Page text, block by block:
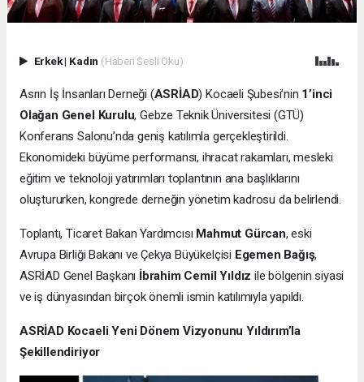
Erkek| Kadın (Haberi Sesli Oku)
Asrın İş İnsanları Derneği (ASRİAD) Kocaeli Şubesi’nin 1’inci
Olağan Genel Kurulu, Gebze Teknik Üniversitesi (GTÜ)
Konferans Salonu’nda geniş katılımla gerçekleştirildi.
Ekonomideki büyüme performansı, ihracat rakamları, mesleki
eğitim ve teknoloji yatırımları toplantının ana başlıklarını
oluştururken, kongrede derneğin yönetim kadrosu da belirlendi.
Toplantı, Ticaret Bakan Yardımcısı Mahmut Gürcan, eski
Avrupa Birliği Bakanı ve Çekya Büyükelçisi Egemen Bağış,
ASRİAD Genel Başkanı İbrahim Cemil Yıldız ile bölgenin siyasi
ve iş dünyasından birçok önemli ismin katılımıyla yapıldı.
ASRİAD Kocaeli Yeni Dönem Vizyonunu Yıldırım’la
Şekillendiriyor